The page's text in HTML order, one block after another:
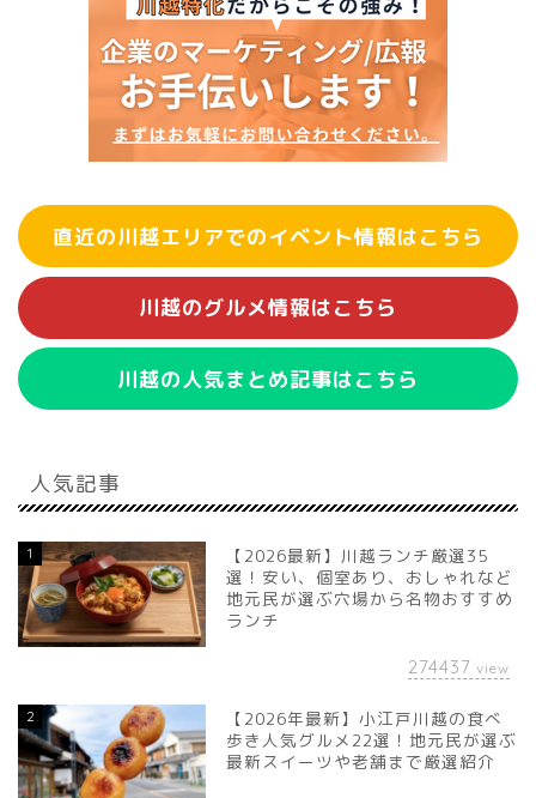
直近の川越エリアでのイベント情報はこちら
川越のグルメ情報はこちら
川越の人気まとめ記事はこちら
人気記事
1
【2026最新】川越ランチ厳選35
選！安い、個室あり、おしゃれなど
地元民が選ぶ穴場から名物おすすめ
ランチ
274437 view
2
【2026年最新】小江戸川越の食べ
歩き人気グルメ22選！地元民が選ぶ
最新スイーツや老舗まで厳選紹介